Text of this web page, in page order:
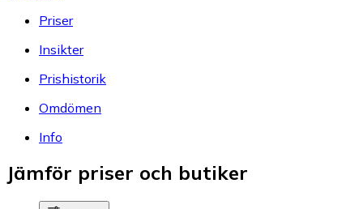
Priser
Insikter
Prishistorik
Omdömen
Info
Jämför priser och butiker